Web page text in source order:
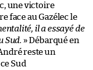
une victoire
face au Gazélec le
il a essayé de
Sud. » Débarqué en
reste un
Sud